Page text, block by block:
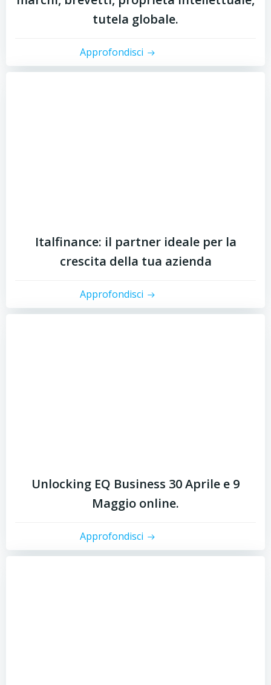
tutela globale.
Approfondisci
Italfinance: il partner ideale per la
crescita della tua azienda
Approfondisci
Unlocking EQ Business 30 Aprile e 9
Maggio online.
Approfondisci